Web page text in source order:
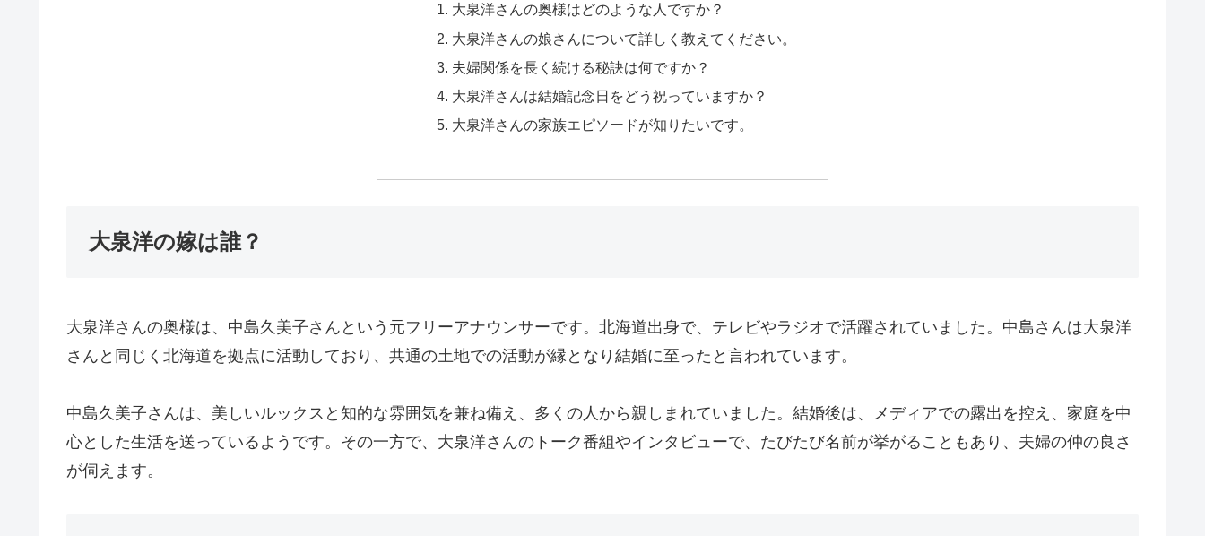
大泉洋さんの奥様はどのような人ですか？
大泉洋さんの娘さんについて詳しく教えてください。
夫婦関係を長く続ける秘訣は何ですか？
大泉洋さんは結婚記念日をどう祝っていますか？
大泉洋さんの家族エピソードが知りたいです。
大泉洋の嫁は誰？
大泉洋さんの奥様は、中島久美子さんという元フリーアナウンサーです。北海道出身で、テレビやラジオで活躍されていました。中島さんは大泉洋
さんと同じく北海道を拠点に活動しており、共通の土地での活動が縁となり結婚に至ったと言われています。
中島久美子さんは、美しいルックスと知的な雰囲気を兼ね備え、多くの人から親しまれていました。結婚後は、メディアでの露出を控え、家庭を中
心とした生活を送っているようです。その一方で、大泉洋さんのトーク番組やインタビューで、たびたび名前が挙がることもあり、夫婦の仲の良さ
が伺えます。